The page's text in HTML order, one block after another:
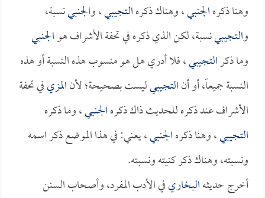
وهنا ذكرهالجنبي، وهناك ذكرهالتجيبي، والجنبينسبة،
والتجيبينسبة، لكن الذي ذكره في تحفة الأشراف هوالجنبي
وما ذكرالتجيبي، فلا أدري هل هو منسوب هذه النسبة أو هذه
النسبة جميعاً، أو أنالتجيبيليست بصحيحة؛ لأنالمزيفي تحفة
الأشراف عند ذكره للحديث ذاك ذكرهالجنبي، وما ذكره
التجيبي، وهنا ذكرهالجنبي، يعني: في هذا الموضع ذكر اسمه
ونسبته، وهناك ذكر كنيته ونسبته.
أخرج حديثهالبخاريفي الأدب المفرد، وأصحاب السنن